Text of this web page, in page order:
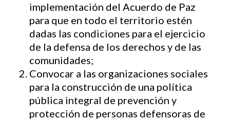
implementación del Acuerdo de Paz
para que en todo el territorio estén
dadas las condiciones para el ejercicio
de la defensa de los derechos y de las
comunidades;
Convocar a las organizaciones sociales
para la construcción de una política
pública integral de prevención y
protección de personas defensoras de